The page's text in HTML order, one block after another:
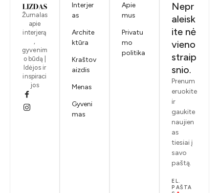
Žurnalas
apie
interjerą
,
gyvenim
o būdą |
Idėjos ir
inspiraci
jos
Interjer
as
Archite
ktūra
Kraštov
aizdis
Menas
Gyveni
mas
Apie
mus
Privatu
mo
politika
Nepr
aleisk
ite nė
vieno
straip
snio.
Prenum
eruokite
ir
gaukite
naujien
as
tiesiai į
savo
paštą.
EL.
PAŠTA